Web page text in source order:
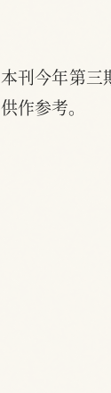
本刊今年第三
供作参考。